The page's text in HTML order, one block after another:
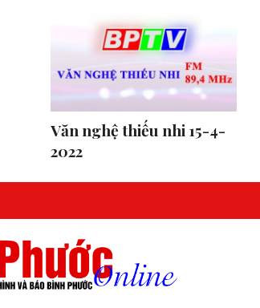
Văn nghệ thiếu nhi 15-4-
2022